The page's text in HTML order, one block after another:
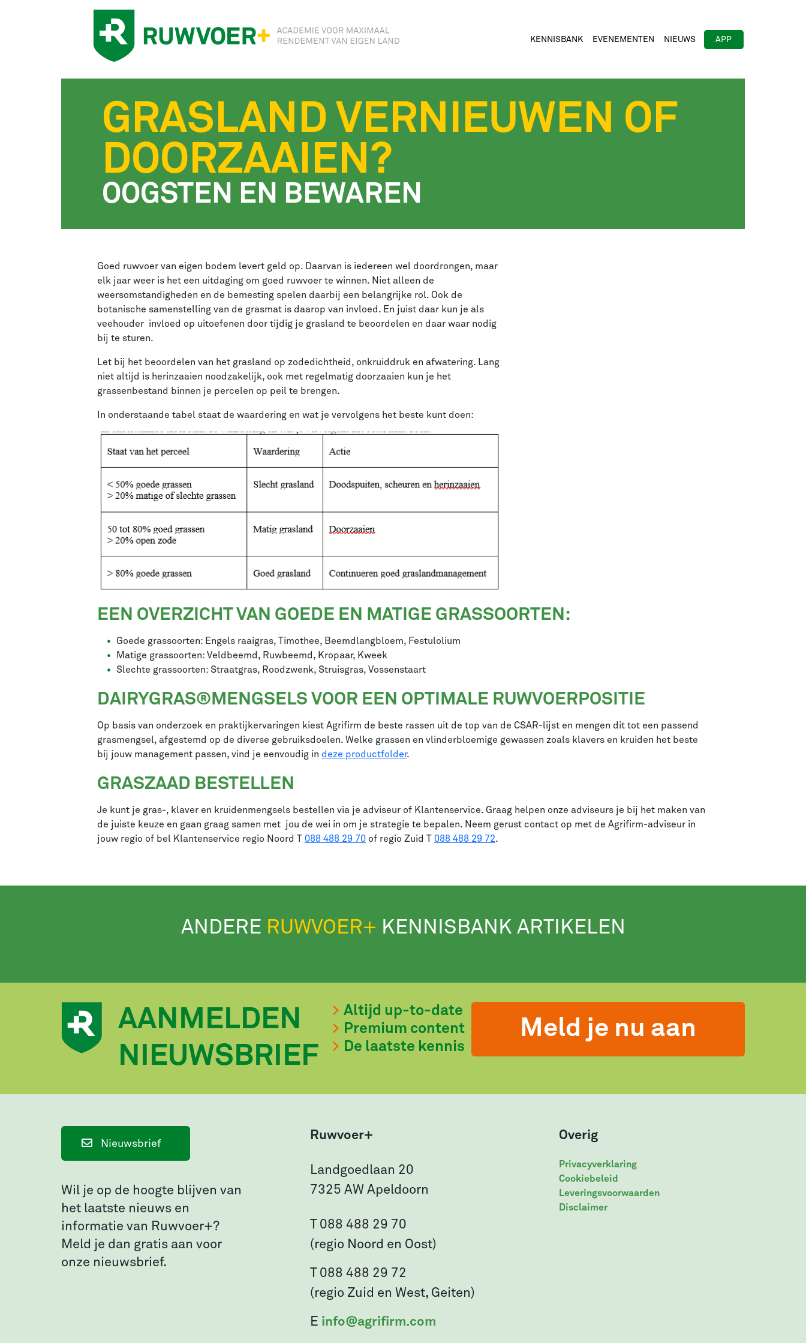
KENNISBANK EVENEMENTEN NIEUWS APP
GRASLAND VERNIEUWEN OF
DOORZAAIEN?
OOGSTEN EN BEWAREN
Goed ruwvoer van eigen bodem levert geld op. Daarvan is iedereen wel doordrongen, maar
elk jaar weer is het een uitdaging om goed ruwvoer te winnen. Niet alleen de
weersomstandigheden en de bemesting spelen daarbij een belangrijke rol. Ook de
botanische samenstelling van de grasmat is daarop van invloed. En juist daar kun je als
veehouder invloed op uitoefenen door tijdig je grasland te beoordelen en daar waar nodig
bij te sturen.
Let bij het beoordelen van het grasland op zodedichtheid, onkruiddruk en afwatering. Lang
niet altijd is herinzaaien noodzakelijk, ook met regelmatig doorzaaien kun je het
grassenbestand binnen je percelen op peil te brengen.
In onderstaande tabel staat de waardering en wat je vervolgens het beste kunt doen:
EEN OVERZICHT VAN GOEDE EN MATIGE GRASSOORTEN:
Goede grassoorten: Engels raaigras, Timothee, Beemdlangbloem, Festulolium
Matige grassoorten: Veldbeemd, Ruwbeemd, Kropaar, Kweek
Slechte grassoorten: Straatgras, Roodzwenk, Struisgras, Vossenstaart
DAIRYGRAS® MENGSELS VOOR EEN OPTIMALE RUWVOERPOSITIE
Op basis van onderzoek en praktijkervaringen kiest Agrifirm de beste rassen uit de top van de CSAR-lijst en mengen dit tot een passend
grasmengsel, afgestemd op de diverse gebruiksdoelen. Welke grassen en vlinderbloemige gewassen zoals klavers en kruiden het beste
bij jouw management passen, vind je eenvoudig in deze productfolder.
GRASZAAD BESTELLEN
Je kunt je gras-, klaver en kruidenmengsels bestellen via je adviseur of Klantenservice. Graag helpen onze adviseurs je bij het maken van
de juiste keuze en gaan graag samen met jou de wei in om je strategie te bepalen. Neem gerust contact op met de Agrifirm-adviseur in
jouw regio of bel Klantenservice regio Noord T 088 488 29 70 of regio Zuid T 088 488 29 72.
ANDERE RUWVOER+ KENNISBANK ARTIKELEN
AANMELDEN
NIEUWSBRIEF
Altijd up-to-date
Premium content
De laatste kennis
Meld je nu aan
Nieuwsbrief
Wil je op de hoogte blijven van
het laatste nieuws en
informatie van Ruwvoer+?
Meld je dan gratis aan voor
onze nieuwsbrief.
Ruwvoer+
Landgoedlaan 20
7325 AW Apeldoorn
T 088 488 29 70
(regio Noord en Oost)
T 088 488 29 72
(regio Zuid en West, Geiten)
E info@agrifirm.com
Overig
Privacyverklaring
Cookiebeleid
Leveringsvoorwaarden
Disclaimer